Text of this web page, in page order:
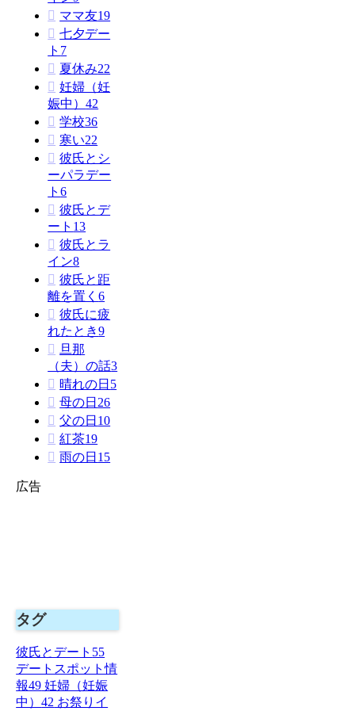
ママ友19
七夕デー
ト 7
夏休み22
妊婦（妊
娠中）42
学校36
寒い22
彼氏とシ
ーパラデー
ト6
彼氏とデ
ート 13
彼氏とラ
イン8
彼氏と距
離を置く6
彼氏に疲
れたとき9
旦那
（夫）の話3
晴れの日 5
母の日 26
父の日 10
紅茶19
雨の日 15
広告
タグ
彼氏とデート 55
デートスポット情
報49 妊婦（妊娠
中）42 お祭りイ